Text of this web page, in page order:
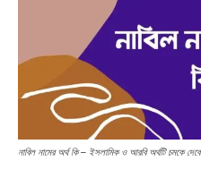
নাবিল নামের অর্থ কি – ইসলামিক ও আরবি অর্থটি চমকে দেবে